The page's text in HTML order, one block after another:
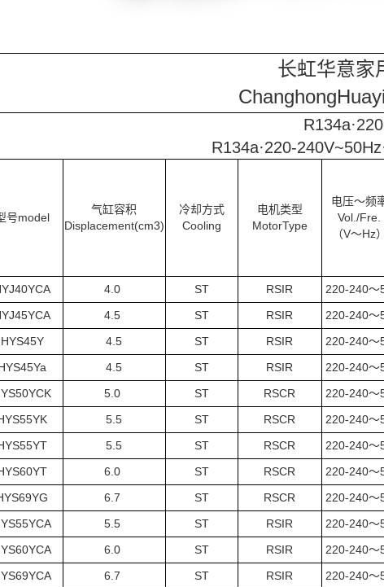
长虹华意家
R134a·220-
号model
气缸容积
Displacement(cm3)
冷却方式
Cooling
电机类型
MotorType
电压～频
Vol./Fre.
（V～Hz）
4.0 ST RSIR 220-240～
4.5 ST RSIR 220-240～
HYS45Y
4.5 ST RSIR 220-240～
4.5 ST RSIR 220-240～
5.0 ST RSCR 220-240～
5.5 ST RSCR 220-240～
5.5 ST RSCR 220-240～
6.0 ST RSCR 220-240～
6.7 ST RSCR 220-240～
5.5 ST RSIR 220-240～
6.0 ST RSIR 220-240～
6.7 ST RSIR 220-240～